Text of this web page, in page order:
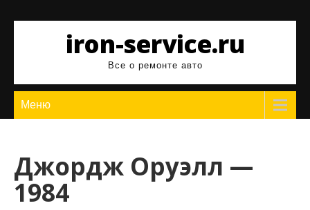
содержимомуiron-service.ru
Все о ремонте авто
Меню
Джордж Оруэлл —
1984